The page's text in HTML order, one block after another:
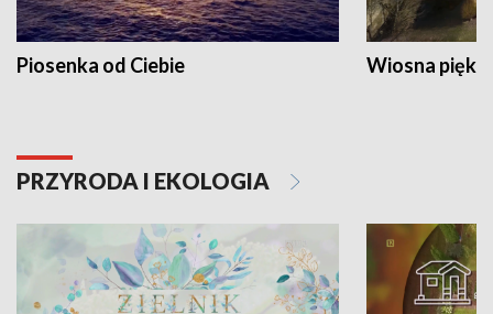
Piosenka od Ciebie Wiosna
PRZYRODA I EKOLOGIA